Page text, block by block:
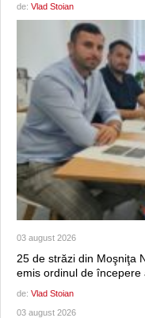
de: Vlad Stoian
03 august 2026
25 de străzi din Moşniţa
emis ordinul de începere
de: Vlad Stoian
03 august 2026